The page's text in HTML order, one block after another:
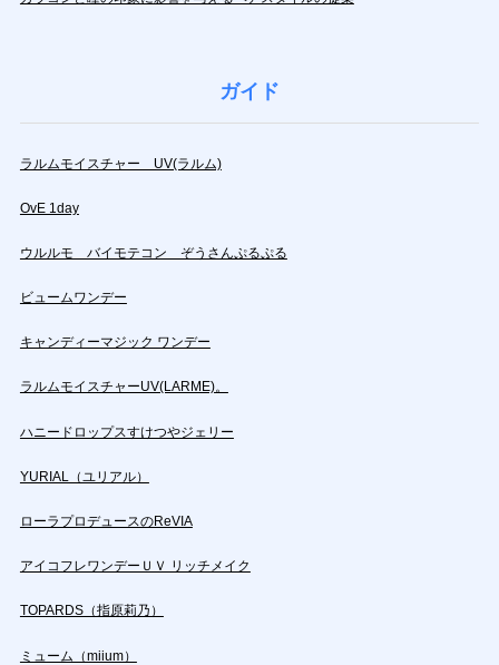
ガイド
ラルムモイスチャー UV(ラルム)
OvE 1day
ウルルモ バイモテコン ぞうさんぷるぷる
ビュームワンデー
キャンディーマジック ワンデー
ラルムモイスチャーUV(LARME)。
ハニードロップスすけつやジェリー
YURIAL（ユリアル）
ローラプロデュースのReVIA
アイコフレワンデーＵＶ リッチメイク
TOPARDS（指原莉乃）
ミューム（miium）